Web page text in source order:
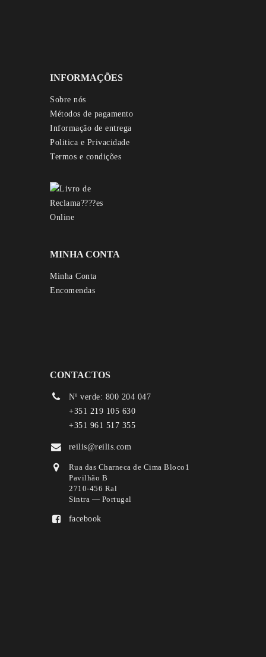
INFORMAÇÕES
Sobre nós
Métodos de pagamento
Informação de entrega
Politica e Privacidade
Termos e condições
MINHA CONTA
Minha Conta
Encomendas
CONTACTOS
Nº verde: 800 204 047
+351 219 105 630
+351 961 517 355
reilis@reilis.com
Rua das Charneca de Cima Bloco1
Pavilhão B
2710-456 Ral
Sintra — Portugal
facebook